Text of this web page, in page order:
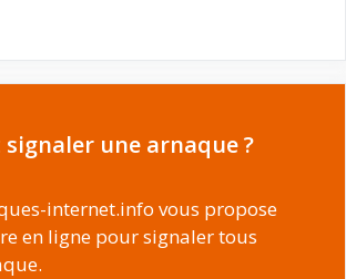
une arnaque ?
internet.info vous propose
en ligne pour signaler tous